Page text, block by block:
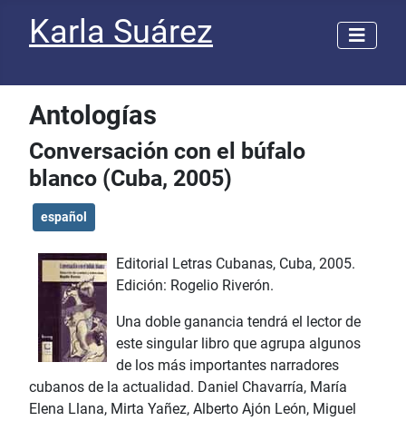
Karla Suárez
Antologías
Conversación con el búfalo
blanco (Cuba, 2005)
español
Editorial Letras Cubanas, Cuba, 2005.
Edición: Rogelio Riverón.
Una doble ganancia tendrá el lector de
este singular libro que agrupa algunos
de los más importantes narradores
cubanos de la actualidad. Daniel Chavarría, María
Elena Llana, Mirta Yañez, Alberto Ajón León, Miguel